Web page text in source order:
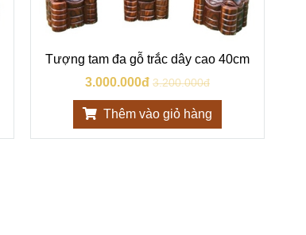
Tượng tam đa gỗ trắc dây cao 40cm
3.000.000đ 3.200.000đ
Thêm vào giỏ hàng